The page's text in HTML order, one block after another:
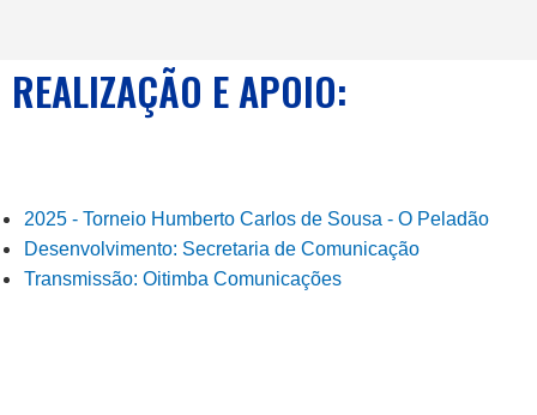
REALIZAÇÃO E APOIO:
2025 - Torneio Humberto Carlos de Sousa - O Peladão
Desenvolvimento: Secretaria de Comunicação
Transmissão: Oitimba Comunicações